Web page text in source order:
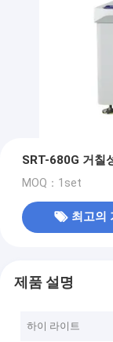
SRT-680G 거칠
MOQ：1set
최고의
제품 설명
하이 라이트